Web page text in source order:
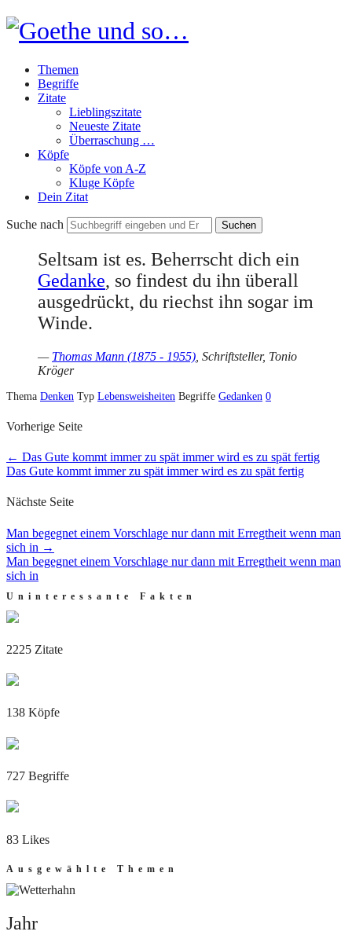
Goethe
und
so…
Themen
Begriffe
Zitate
Lieblingszitate
Neueste Zitate
Überraschung …
Köpfe
Köpfe von A-Z
Kluge Köpfe
Dein Zitat
Suche nach
Seltsam ist es. Beherrscht dich ein
Gedanke, so findest du ihn überall
ausgedrückt, du riechst ihn sogar im
Winde.
— Thomas Mann (1875 - 1955) , Schriftsteller, Tonio
Kröger
Thema Denken Typ Lebensweisheiten Begriffe Gedanken 0
Vorherige Seite
← Das Gute kommt immer zu spät immer wird es zu spät fertig
Das Gute kommt immer zu spät immer wird es zu spät fertig
Nächste Seite
Man begegnet einem Vorschlage nur dann mit Erregtheit wenn man
sich in →
Man begegnet einem Vorschlage nur dann mit Erregtheit wenn man
sich in
Uninteressante Fakten
2225 Zitate
138 Köpfe
727 Begriffe
83 Likes
Ausgewählte Themen
Jahr
Jahr